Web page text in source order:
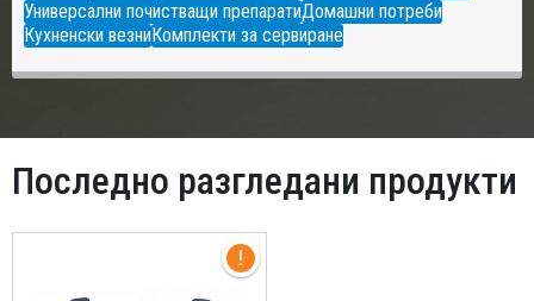
Универсални почистващи препаратиДомашни потреби
Кухненски везниКомплекти за сервиране
Последно разгледани продукти